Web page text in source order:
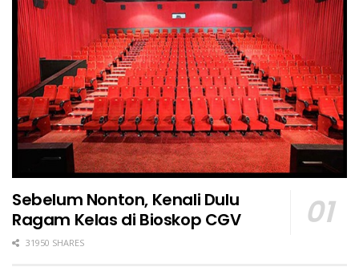
Sebelum Nonton, Kenali Dulu
Ragam Kelas di Bioskop CGV
31950 SHARES